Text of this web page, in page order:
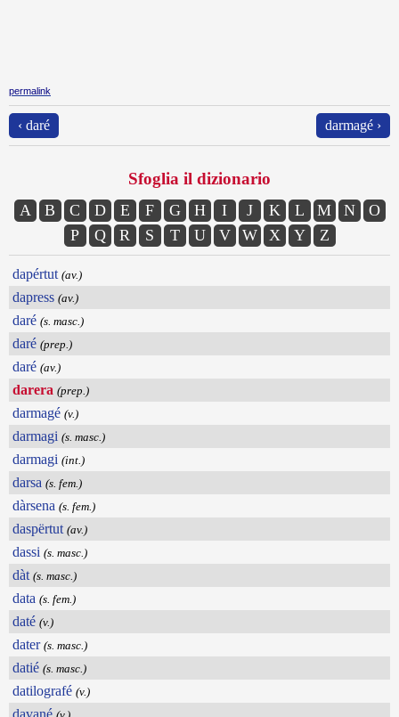
permalink
‹ daré darmagé ›
Sfoglia il dizionario
A B C D E F G H I J K L M N
O
P
Q R S T U V W X Y Z
dapértut (av.)
dapress (av.)
daré (s. masc.)
daré (prep.)
daré (av.)
darera (prep.)
darmagé (v.)
darmagi (s. masc.)
darmagi (int.)
darsa (s. fem.)
dàrsena (s. fem.)
daspërtut (av.)
dassi (s. masc.)
dàt (s. masc.)
data (s. fem.)
daté (v.)
dater (s. masc.)
datié (s. masc.)
datilografé (v.)